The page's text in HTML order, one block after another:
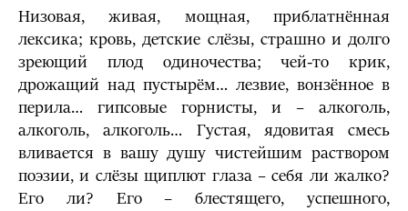
Низовая, живая, мощная, приблатнённая
лексика; кровь, детские слёзы, страшно и долго
зреющий плод одиночества; чей-то крик,
дрожащий над пустырём… лезвие, вонзённое в
перила… гипсовые горнисты, и – алкоголь,
алкоголь, алкоголь… Густая, ядовитая смесь
вливается в вашу душу чистейшим раствором
поэзии, и слёзы щиплют глаза – себя ли жалко?
Его ли? Его – блестящего, успешного,